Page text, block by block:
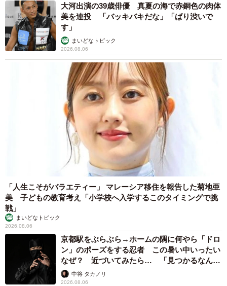
大河出演の39歳俳優 真夏の海で赤銅色の肉体
美を連投 「バッキバキだな」「ばり渋いで
す」
まいどなトピック
2026.08.06
「人生こそがバラエティー」 マレーシア移住を報告した菊地亜
美 子どもの教育考え「小学校へ入学するこのタイミングで挑
戦」
まいどなトピック
2026.08.06
京都駅をぶらぶら→ホームの隅に何やら「ドロ
ン」のポーズをする忍者 この暑い中いったい
なぜ？ 近づいてみたら… 「見つかるなんて
未熟」中将 タカノリ
2026.08.06